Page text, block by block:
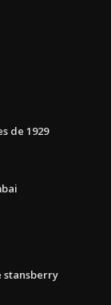
de 1929
stansberry